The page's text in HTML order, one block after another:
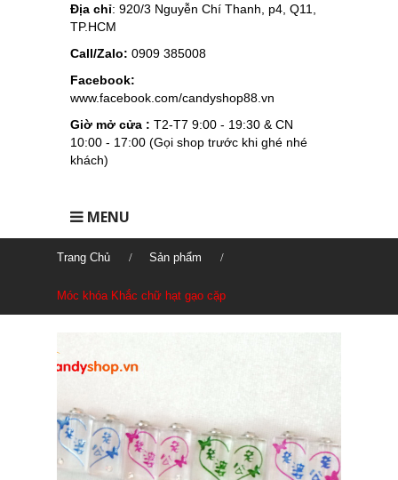
Địa chỉ: 920/3 Nguyễn Chí Thanh, p4, Q11,
TP.HCM
Call/Zalo: 0909 385008
Facebook:
www.facebook.com/candyshop88.vn
Giờ mở cửa : T2-T7 9:00 - 19:30 & CN
10:00 - 17:00 (Gọi shop trước khi ghé nhé
khách)
MENU
Trang Chủ Sản phẩm
Móc khóa Khắc chữ hạt gạo cặp